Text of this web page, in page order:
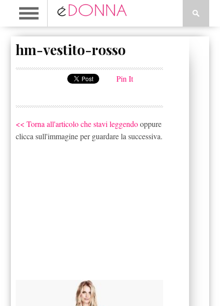
hm-vestito-rosso
Pin It
<< Torna all'articolo che stavi leggendooppure
clicca sull'immagine per guardare la successiva.